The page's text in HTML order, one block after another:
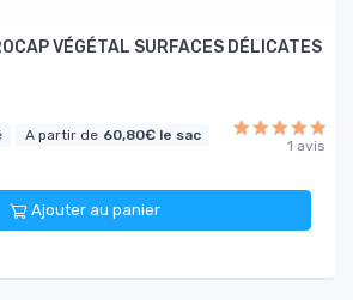
VÉGÉTAL SURFACES DÉLICATES
A partir de 60,80€ le sac
1 avis
Ajouter au panier